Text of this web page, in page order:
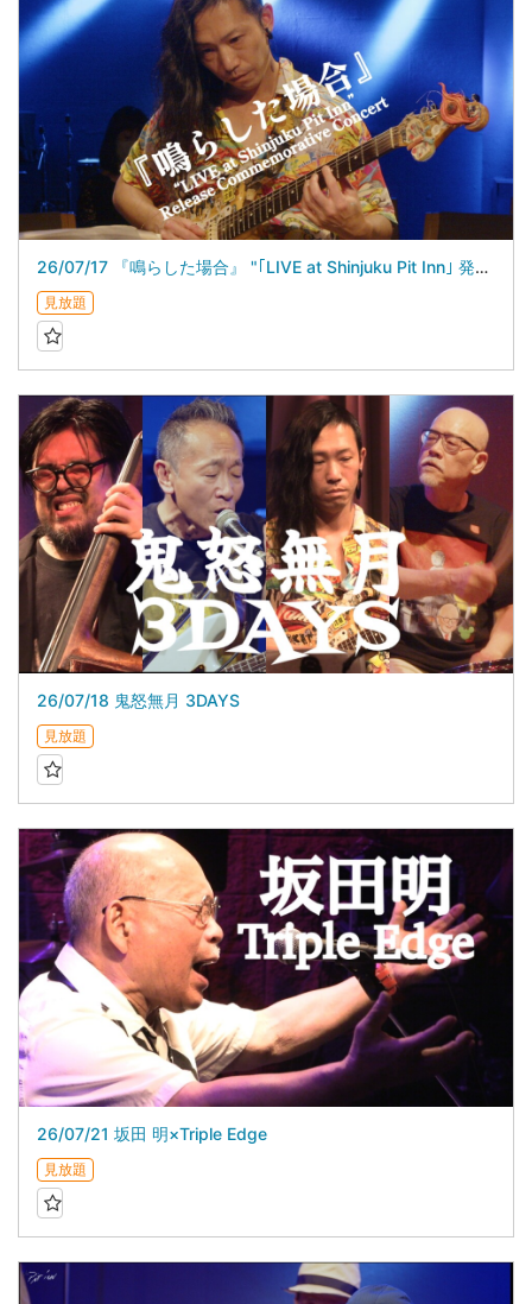
26/07/17 『鳴らした場合』 "｢LIVE at Shinjuku Pit Inn｣ 発売記念ライブ”
見放題
26/07/18 鬼怒無月 3DAYS
見放題
26/07/21 坂田 明×Triple Edge
見放題